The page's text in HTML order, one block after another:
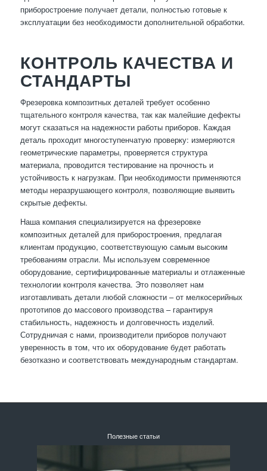
приборостроение получает детали, полностью готовые к
эксплуатации без необходимости дополнительной обработки.
КОНТРОЛЬ КАЧЕСТВА И
СТАНДАРТЫ
Фрезеровка композитных деталей требует особенно
тщательного контроля качества, так как малейшие дефекты
могут сказаться на надежности работы приборов. Каждая
деталь проходит многоступенчатую проверку: измеряются
геометрические параметры, проверяется структура
материала, проводится тестирование на прочность и
устойчивость к нагрузкам. При необходимости применяются
методы неразрушающего контроля, позволяющие выявить
скрытые дефекты.
Наша компания специализируется на фрезеровке
композитных деталей для приборостроения, предлагая
клиентам продукцию, соответствующую самым высоким
требованиям отрасли. Мы используем современное
оборудование, сертифицированные материалы и отлаженные
технологии контроля качества. Это позволяет нам
изготавливать детали любой сложности – от мелкосерийных
прототипов до массового производства – гарантируя
стабильность, надежность и долговечность изделий.
Сотрудничая с нами, производители приборов получают
уверенность в том, что их оборудование будет работать
безотказно и соответствовать международным стандартам.
Полезные статьи